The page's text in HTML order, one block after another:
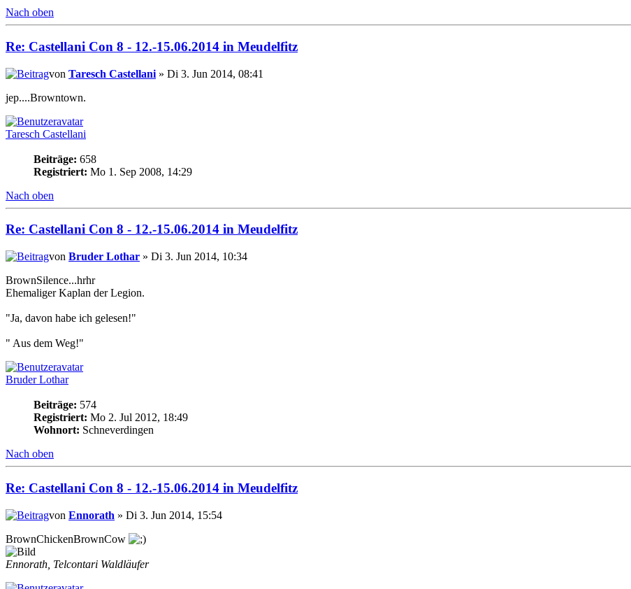
Nach oben
Re: Castellani Con 8 - 12.-15.06.2014 in Meudelfitz
von Taresch Castellani » Di 3. Jun 2014, 08:41
jep....Browntown.
Taresch Castellani
Beiträge: 658
Registriert: Mo 1. Sep 2008, 14:29
Nach oben
Re: Castellani Con 8 - 12.-15.06.2014 in Meudelfitz
von Bruder Lothar » Di 3. Jun 2014, 10:34
BrownSilence...hrhr
Ehemaliger Kaplan der Legion.
"Ja, davon habe ich gelesen!"
" Aus dem Weg!"
Bruder Lothar
Beiträge: 574
Registriert: Mo 2. Jul 2012, 18:49
Wohnort: Schneverdingen
Nach oben
Re: Castellani Con 8 - 12.-15.06.2014 in Meudelfitz
von Ennorath » Di 3. Jun 2014, 15:54
BrownChickenBrownCow
Ennorath, Telcontari Waldläufer